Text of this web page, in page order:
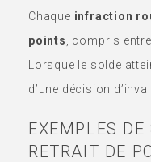
Chaque infraction
points
, compris
Lorsque le solde
d’une décision
EXEMPLES
RETRAIT DE